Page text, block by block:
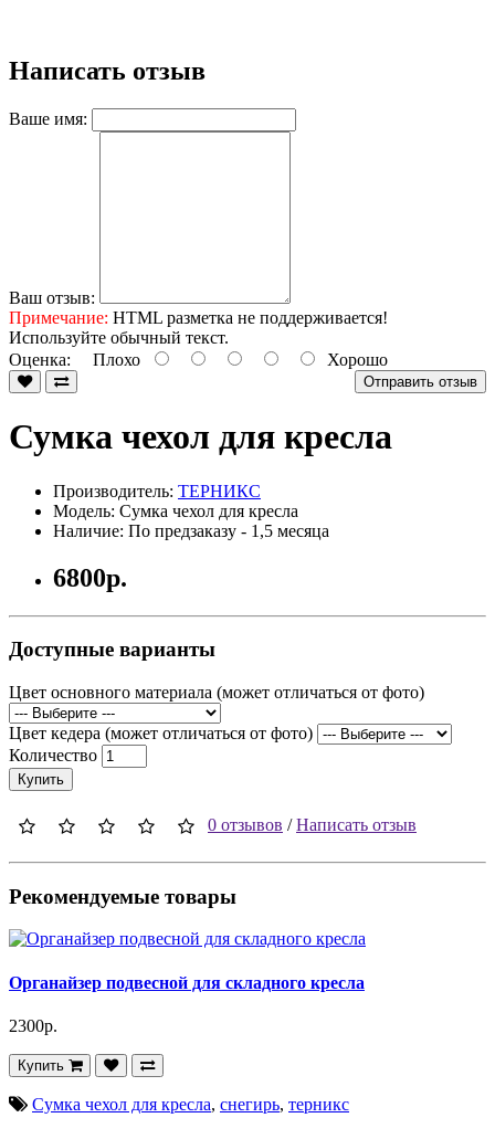
Написать отзыв
Ваше имя:
Ваш отзыв:
Примечание: HTML разметка не поддерживается!
Используйте обычный текст.
Оценка: Плохо Хорошо
Отправить отзыв
Сумка чехол для кресла
Производитель: ТЕРНИКС
Модель: Сумка чехол для кресла
Наличие: По предзаказу - 1,5 месяца
6800р.
Доступные варианты
Цвет основного материала (может отличаться от фото)
Цвет кедера (может отличаться от фото)
Количество
Купить
0 отзывов /Написать отзыв
Рекомендуемые товары
Органайзер подвесной для складного кресла
2300р.
Купить
Сумка чехол для кресла, снегирь, терникс